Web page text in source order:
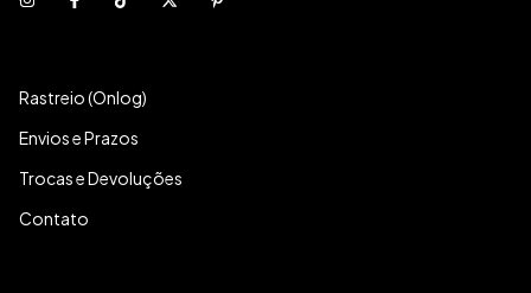
Rastreio (Onlog)
Envios e Prazos
Trocas e Devoluções
Contato